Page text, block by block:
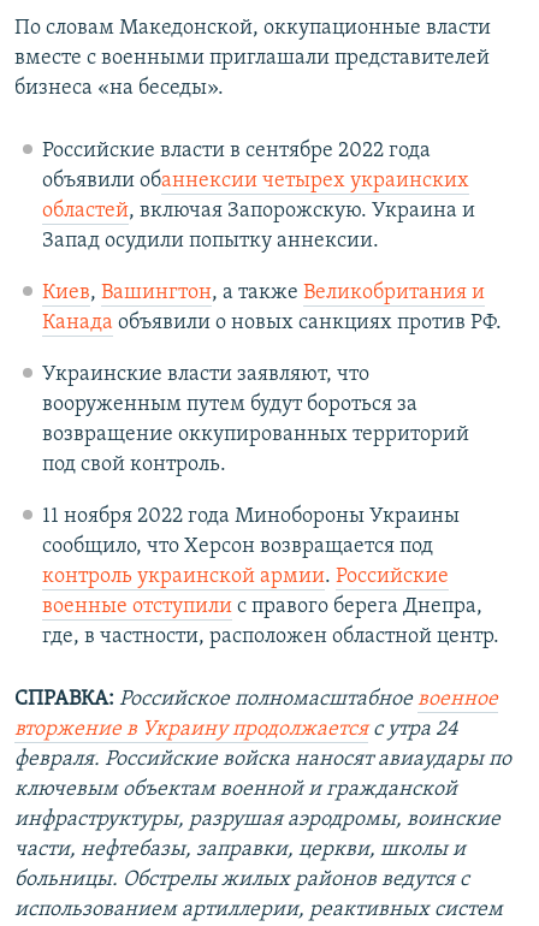
По словам Македонской, оккупационные власти
вместе с военными приглашали представителей
бизнеса «на беседы».
Российские власти в сентябре 2022 года
объявили обаннексии четырех украинских
областей, включая Запорожскую. Украина и
Запад осудили попытку аннексии.
Киев, Вашингтон, а также Великобритания и
Канада объявили о новых санкциях против РФ.
Украинские власти заявляют, что
вооруженным путем будут бороться за
возвращение оккупированных территорий
под свой контроль.
11 ноября 2022 года Минобороны Украины
сообщило, что Херсон возвращается под
контроль украинской армии. Российские
военные отступилис правого берега Днепра,
где, в частности, расположен областной центр.
СПРАВКА: Российское полномасштабноевоенное
вторжение в Украину продолжаетсяс утра 24
февраля. Российские войска наносят авиаудары по
ключевым объектам военной и гражданской
инфраструктуры, разрушая аэродромы, воинские
части, нефтебазы, заправки, церкви, школы и
больницы. Обстрелы жилых районов ведутся с
использованием артиллерии, реактивных систем